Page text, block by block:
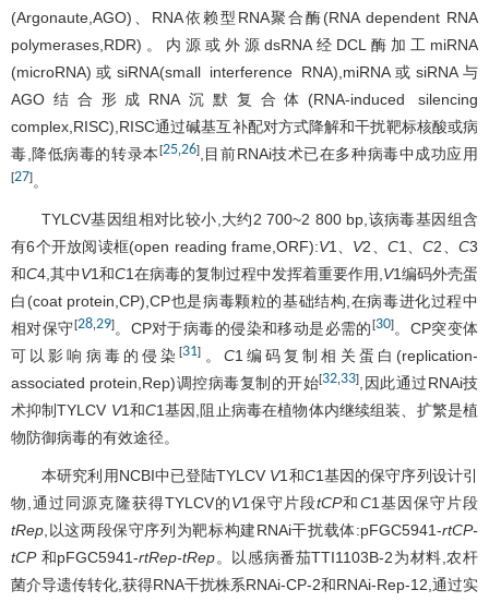
(Argonaute,AGO)、RNA依赖型RNA聚合酶(RNA dependent RNA
polymerases,RDR)。内源或外源dsRNA经DCL酶加工miRNA
(microRNA)或siRNA(small interference RNA),miRNA或siRNA与
AGO结合形成RNA沉默复合体(RNA-induced silencing
complex,RISC),RISC通过碱基互补配对方式降解和干扰靶标核酸或病
毒,降低病毒的转录本[25, 26],目前RNAi技术已在多种病毒中成功应用
[27]。
TYLCV基因组相对比较小,大约2 700~2 800 bp,该病毒基因组含
有6个开放阅读框(open reading frame,ORF):V1、 V2、 C1、C2、C3
和C4,其中V1和C1在病毒的复制过程中发挥着重要作用, V1编码外壳蛋
白(coat protein,CP),CP也是病毒颗粒的基础结构,在病毒进化过程中
相对保守[28, 29]。CP对于病毒的侵染和移动是必需的[30]。CP突变体
可以影响病毒的侵染[31] 。 C1编码复制相关蛋白(replication-
associated protein,Rep)调控病毒复制的开始[32 33] ,因此通过RNAi技
术抑制TYLCV V1和C1基因,阻止病毒在植物体内继续组装、扩繁是植
物防御病毒的有效途径。
本研究利用NCBI中已登陆TYLCV V1和C1基因的保守序列设计引
物,通过同源克隆获得TYLCV的V1保守片段tCP和C1基因保守片段
tRep ,以这两段保守序列为靶标构建RNAi干扰载体:pFGC5941-rtCP-
tCP和pFGC5941-rtRep-tRep。以感病番茄TTI1103B-2为材料,农杆
菌介导遗传转化,获得RNA干扰株系RNAi-CP-2和RNAi-Rep-12,通过实